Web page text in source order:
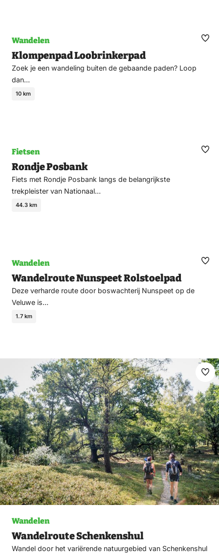
Wandelen
Klompenpad Loobrinkerpad
Zoek je een wandeling buiten de gebaande paden? Loop
dan…
10 km
Fietsen
Rondje Posbank
Fiets met Rondje Posbank langs de belangrijkste
trekpleister van Nationaal…
44.3 km
Wandelen
Wandelroute Nunspeet Rolstoelpad
Deze verharde route door boswachterij Nunspeet op de
Veluwe is…
1.7 km
Wandelen
Wandelroute Schenkenshul
Wandel door het variërende natuurgebied van Schenkenshul